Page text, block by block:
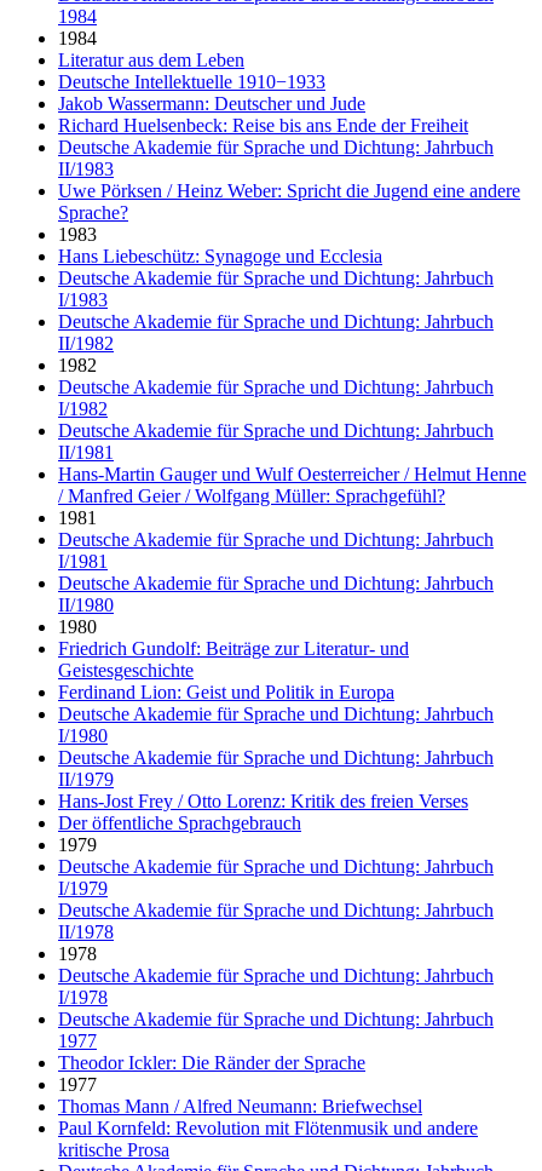
1984
1984
Literatur aus dem Leben
Deutsche Intellektuelle 1910−1933
Jakob Wassermann: Deutscher und Jude
Richard Huelsenbeck: Reise bis ans Ende der Freiheit
Deutsche Akademie für Sprache und Dichtung: Jahrbuch
II/1983
Uwe Pörksen / Heinz Weber: Spricht die Jugend eine andere
Sprache?
1983
Hans Liebeschütz: Synagoge und Ecclesia
Deutsche Akademie für Sprache und Dichtung: Jahrbuch
I/1983
Deutsche Akademie für Sprache und Dichtung: Jahrbuch
II/1982
1982
Deutsche Akademie für Sprache und Dichtung: Jahrbuch
I/1982
Deutsche Akademie für Sprache und Dichtung: Jahrbuch
II/1981
Hans-Martin Gauger und Wulf Oesterreicher / Helmut Henne
/ Manfred Geier / Wolfgang Müller: Sprachgefühl?
1981
Deutsche Akademie für Sprache und Dichtung: Jahrbuch
I/1981
Deutsche Akademie für Sprache und Dichtung: Jahrbuch
II/1980
1980
Friedrich Gundolf: Beiträge zur Literatur- und
Geistesgeschichte
Ferdinand Lion: Geist und Politik in Europa
Deutsche Akademie für Sprache und Dichtung: Jahrbuch
I/1980
Deutsche Akademie für Sprache und Dichtung: Jahrbuch
II/1979
Hans-Jost Frey / Otto Lorenz: Kritik des freien Verses
Der öffentliche Sprachgebrauch
1979
Deutsche Akademie für Sprache und Dichtung: Jahrbuch
I/1979
Deutsche Akademie für Sprache und Dichtung: Jahrbuch
II/1978
1978
Deutsche Akademie für Sprache und Dichtung: Jahrbuch
I/1978
Deutsche Akademie für Sprache und Dichtung: Jahrbuch
1977
Theodor Ickler: Die Ränder der Sprache
1977
Thomas Mann / Alfred Neumann: Briefwechsel
Paul Kornfeld: Revolution mit Flötenmusik und andere
kritische Prosa